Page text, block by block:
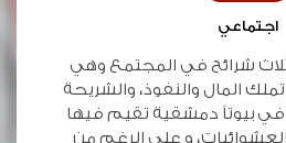
اجتماعي
شرائح في المجتمع وهي
المال والنفوذ، والشريحة
في بيوتاً دمشقية تقيم فيها
و على الرغم من